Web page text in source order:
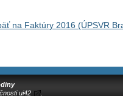
na Faktúry 2016 (ÚPSVR
ui42